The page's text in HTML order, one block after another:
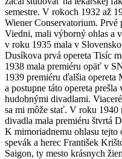
semestre. V rokoch 1932 až
Wiener Conservatorium.
Viedni, mali výborný ohlas a
v roku 1935 mala v
Dusíkova prvá opereta Tisíc
1938 mala premiéru opäť v
1939 premiéru ďalšia
a postupne táto opereta
hudobnými divadlami.
sa mi môže stať. V roku 1940
divadla mala premiéru štvrtá
K mimoriadnemu ohlasu
spevák a herec František
Saigon, ty mesto krásnych